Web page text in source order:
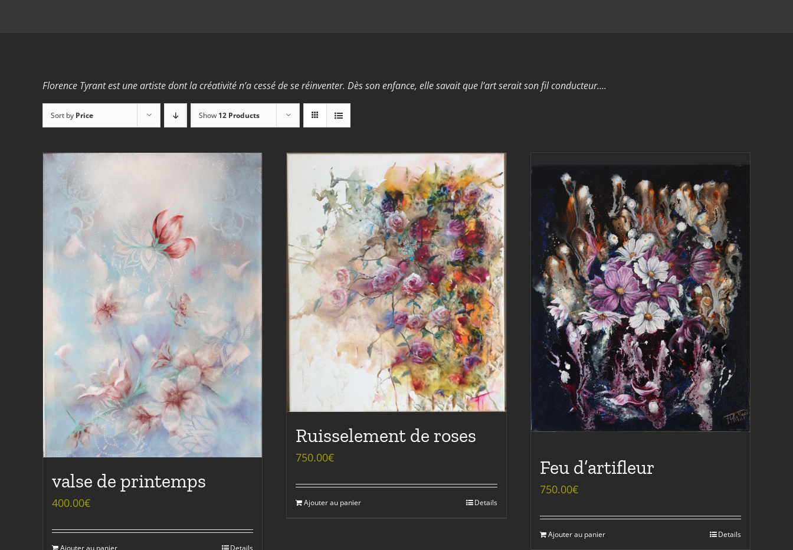
Florence Tyrant est une artiste dont la créativité n’a cessé de se réinventer. Dès son enfance, elle savait que l’art serait son fil conducteur….
Sort by Price Show 12 Products
valse de printemps
400.00€
Ruisselement de roses
750.00€
Ajouter au panier Details
Feu d’artifleur
750.00€
Ajouter au panier Details